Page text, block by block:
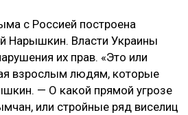
с Россией построена
Нарышкин. Власти Украины
их прав. «Это или
взрослым людям, которые
— О какой прямой угрозе
или стройные ряд виселиц